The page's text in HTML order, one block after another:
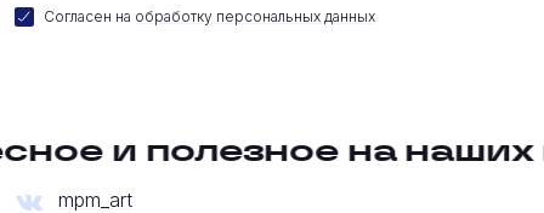
Согласен на обработку персональных данных
и полезное на наших
mpm_art